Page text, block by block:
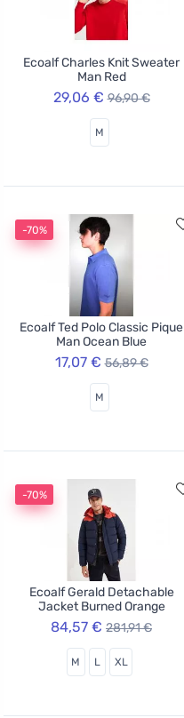
Ecoalf Charles Knit Sweater
Man Red
29,06 € 96,90 €
M
-70%
Ecoalf Ted Polo Classic Pique
Man Ocean Blue
17,07 € 56,89 €
M
-70%
Ecoalf Gerald Detachable
Jacket Burned Orange
84,57 € 281,91 €
M L XL